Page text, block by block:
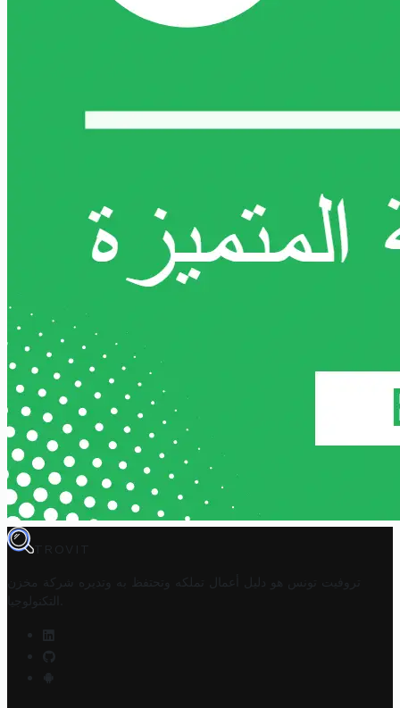
TROVIT
تروفيت تونس هو دليل أعمال تملكه وتحتفظ به وتديره
شركة مخزن
التكنولوجيا